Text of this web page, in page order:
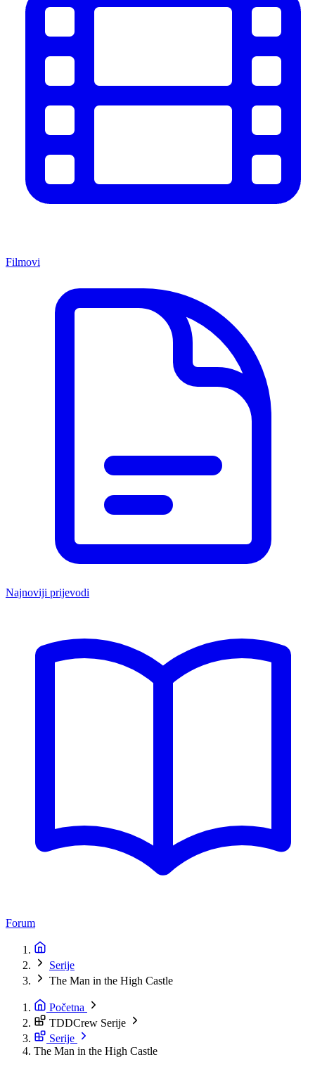
Filmovi
Najnoviji prijevodi
Forum
Serije
The Man in the High Castle
Početna
TDDCrew Serije
Serije
The Man in the High Castle